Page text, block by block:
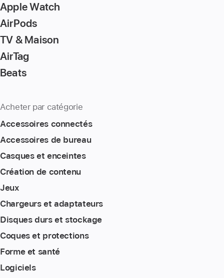
Apple Watch
AirPods
TV & Maison
AirTag
Beats
Acheter par catégorie
Accessoires connectés
Accessoires de bureau
Casques et enceintes
Création de contenu
Jeux
Chargeurs et adaptateurs
Disques durs et stockage
Coques et protections
Forme et santé
Logiciels